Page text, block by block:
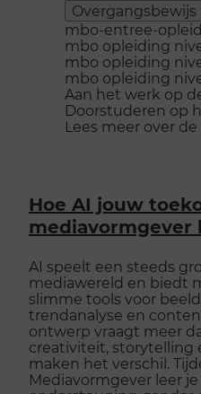
Overgangsbewijs
mbo-entree-
mbo opleiding
mbo opleiding
mbo opleiding
Aan het werk op
Doorstuderen op
Lees meer over de
Hoe AI jouw
mediavormgever
AI speelt een steeds
mediawereld en biedt
slimme tools voor
trendanalyse en
ontwerp vraagt meer
creativiteit, storytelling
maken het verschil.
Mediavormgever leer